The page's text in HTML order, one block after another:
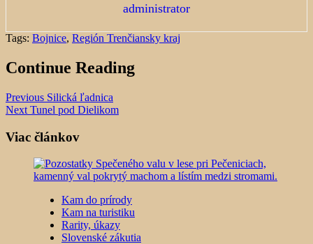
administrator
Tags: Bojnice, Región Trenčiansky kraj
Continue Reading
Previous Silická ľadnica
Next Tunel pod Dielikom
Viac článkov
Kam do prírody
Kam na turistiku
Rarity, úkazy
Slovenské zákutia